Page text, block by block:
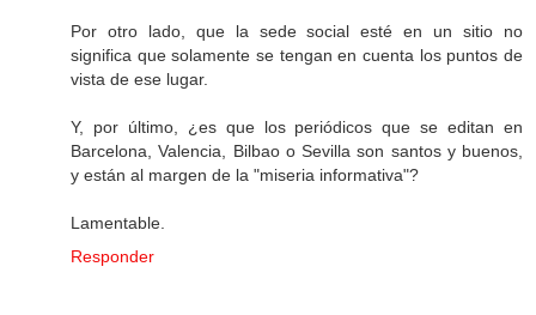
Por otro lado, que la sede social esté en un sitio no
significa que solamente se tengan en cuenta los puntos de
vista de ese lugar.
Y, por último, ¿es que los periódicos que se editan en
Barcelona, Valencia, Bilbao o Sevilla son santos y buenos,
y están al margen de la "miseria informativa"?
Lamentable.
Responder